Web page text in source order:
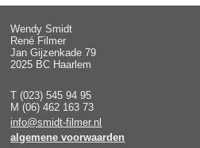
Wendy Smidt
René Filmer
Jan Gijzenkade 79
2025 BC Haarlem
T (023) 545 94 95
M (06) 462 163 73
info@smidt-filmer.nl
algemene voorwaarden